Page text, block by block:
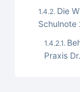
Die
Schulnote
Praxis